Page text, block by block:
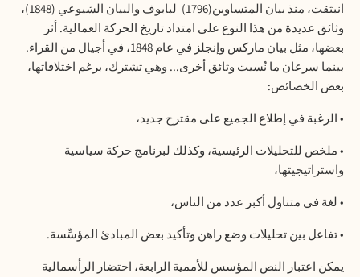
انبثقت، منذ بيان المتساوين(1796) لبابوف والبيان الشيوعي (1848)
،
وثائق عديدة من هذا النوع على امتداد تاريخ الحركة العمالية. أثر
بعضها، مثل بيان ماركس وإنجلز في عام 1848، في أجيال من القراء.
بينما سرعان ما نُسيت وثائق أخرى... وهي تشترك، برغم اختلافاتها،
بعض الخصائص:
•الرغبة في إطلاع الجميع على مقترح جديد،
•ملخص للتحليلات الرئيسية، وكذلك لبرنامج حركة سياسية
واستراتيجيتها،
•لغة في متناول أكبر عدد من الناس،
•تفاعل بين تحليلات وضع راهن وتأكيد بعض المبادئ المؤسِّسة.
يمكن اعتبار النص المؤسس للأممية الرابعة، احتضار الرأسمالية